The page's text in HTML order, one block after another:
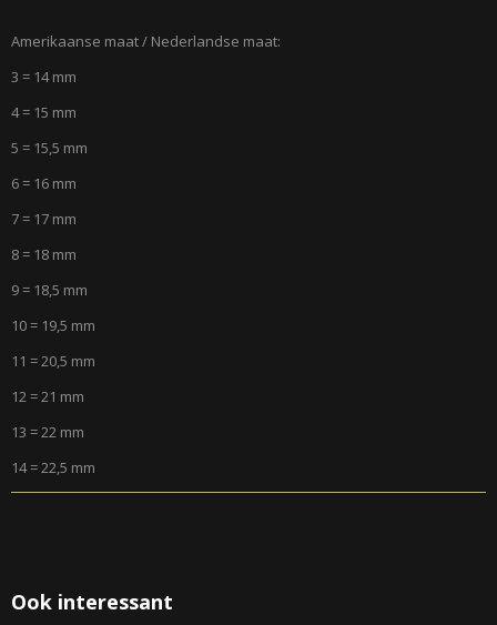
Amerikaanse maat / Nederlandse maat:
3 = 14 mm
4 = 15 mm
5 = 15,5 mm
6 = 16 mm
7 = 17 mm
8 = 18 mm
9 = 18,5 mm
10 = 19,5 mm
11 = 20,5 mm
12 = 21 mm
13 = 22 mm
14 = 22,5 mm
Ook interessant